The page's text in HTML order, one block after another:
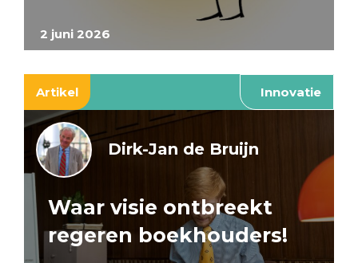
2 juni 2026
Artikel Innovatie
Dirk-Jan de Bruijn
Waar visie ontbreekt
regeren boekhouders!